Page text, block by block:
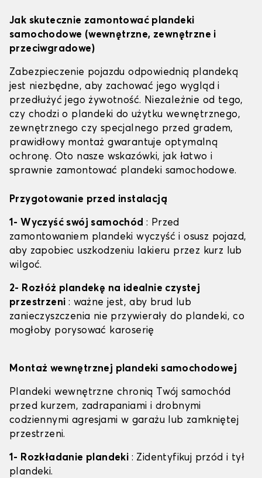
Jak skutecznie zamontować plandeki
samochodowe (wewnętrzne, zewnętrzne i
przeciwgradowe)
Zabezpieczenie pojazdu odpowiednią plandeką
jest niezbędne, aby zachować jego wygląd i
przedłużyć jego żywotność. Niezależnie od tego,
czy chodzi o plandeki do użytku wewnętrznego,
zewnętrznego czy specjalnego przed gradem,
prawidłowy montaż gwarantuje optymalną
ochronę. Oto nasze wskazówki, jak łatwo i
sprawnie zamontować plandeki samochodowe.
Przygotowanie przed instalacją
1- Wyczyść swój samochód : Przed
zamontowaniem plandeki wyczyść i osusz pojazd,
aby zapobiec uszkodzeniu lakieru przez kurz lub
wilgoć.
2- Rozłóż plandekę na idealnie czystej
przestrzeni : ważne jest, aby brud lub
zanieczyszczenia nie przywierały do plandeki, co
mogłoby porysować karoserię
Montaż wewnętrznej plandeki samochodowej
Plandeki wewnętrzne chronią Twój samochód
przed kurzem, zadrapaniami i drobnymi
codziennymi agresjami w garażu lub zamkniętej
przestrzeni.
1- Rozkładanie plandeki : Zidentyfikuj przód i tył
plandeki.